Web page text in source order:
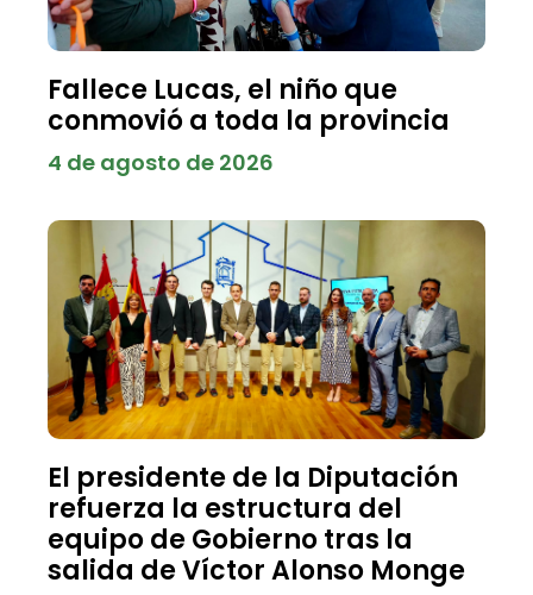
Fallece Lucas, el niño que
conmovió a toda la provincia
4 de agosto de 2026
El presidente de la Diputación
refuerza la estructura del
equipo de Gobierno tras la
salida de Víctor Alonso Monge